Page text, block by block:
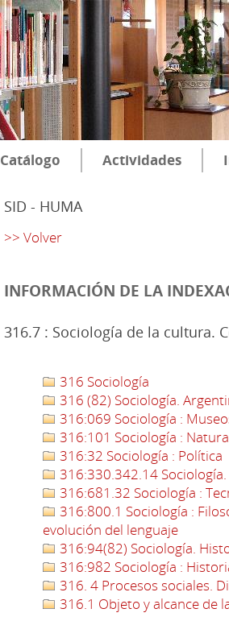
Catálogo Actividades
SID - HUMA
>> Volver
INFORMACIÓN DE LA
316.7 : Sociología de la cultura.
316 Sociología
316 (82) Sociología.
316:069 Sociología :
316:101 Sociología :
316:32 Sociología : Política
316:330.342.14
316:681.32 Sociología :
316:800.1 Sociología :
evolución del lenguaje
316:94(82) Sociología.
316:982 Sociología :
316. 4 Procesos sociales.
316.1 Objeto y alcance de